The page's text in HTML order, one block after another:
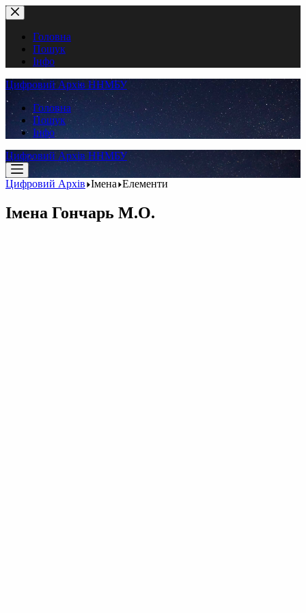
Перейти
до
вмістуГоловна
Пошук
Інфо
Цифровий Архів ННМБУ
Головна
Пошук
Інфо
Цифровий Архів ННМБУ
Цифровий Архів Імена Елементи
Імена Гончарь М.О.